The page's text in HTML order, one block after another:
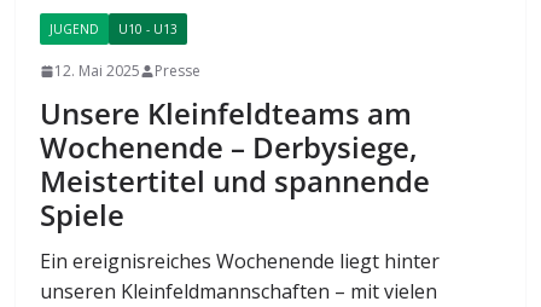
JUGEND U10 - U13
12. Mai 2025 Presse
Unsere Kleinfeldteams am
Wochenende – Derbysiege,
Meistertitel und spannende
Spiele
Ein ereignisreiches Wochenende liegt hinter
unseren Kleinfeldmannschaften – mit vielen